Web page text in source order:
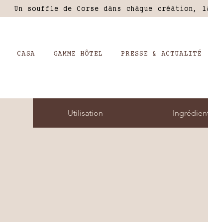
Un souffle de Corse dans chaque création,
CASA GAMME HÔTEL PRESSE & ACTUALITÉ
Utilisation